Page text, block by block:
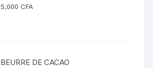
5,000CFA
BEURRE DE CACAO